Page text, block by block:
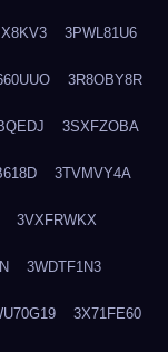
3PWL81U6
3R8OBY8R
3SXFZOBA
3TVMVY4A
3VXFRWKX
3WDTF1N3
3X71FE60